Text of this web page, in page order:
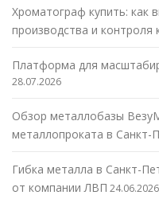
Хроматограф купить: как
производства и контроля
Платформа для
28.07.2026
Обзор металлобазы
металлопроката в Санкт-
Гибка металла в Санкт-
от компании ЛВП 24.06.2026